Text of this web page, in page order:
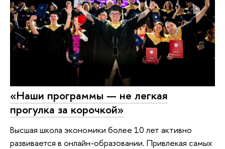
«Наши программы — не легкая
прогулка за корочкой»
Высшая школа экономики более 10 лет активно
развивается в онлайн-образовании. Привлекая самых